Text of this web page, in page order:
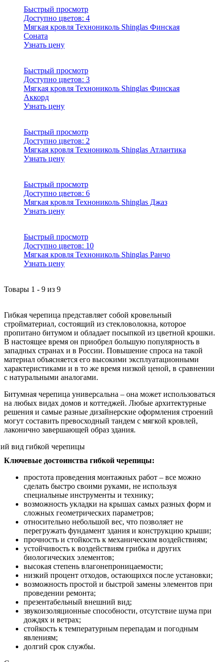
Быстрый просмотр
Доступно цветов: 4
Мягкая кровля Технониколь Shinglas Финская
Соната
Узнать цену
Быстрый просмотр
Доступно цветов: 3
Мягкая кровля Технониколь Shinglas Финская
Аккорд
Узнать цену
Быстрый просмотр
Доступно цветов: 2
Мягкая кровля Технониколь Shinglas Атлантика
Узнать цену
Быстрый просмотр
Доступно цветов: 6
Мягкая кровля Технониколь Shinglas Джаз
Узнать цену
Быстрый просмотр
Доступно цветов: 10
Мягкая кровля Технониколь Shinglas Ранчо
Узнать цену
Товары 1 - 9 из 9
Гибкая черепица представляет собой кровельный
стройматериал, состоящий из стекловолокна, которое
пропитано битумом и обладает посыпкой из цветной крошки.
В настоящее время он приобрел большую популярность в
западных странах и в России. Повышение спроса на такой
материал объясняется его высокими эксплуатационными
характеристиками и в то же время низкой ценой, в сравнении
с натуральными аналогами.
Битумная черепица универсальна – она может использоваться
на любых видах домов и коттеджей. Любые архитектурные
решения и самые разные дизайнерские оформления строений
могут составить превосходный тандем с мягкой кровлей,
лаконично завершающей образ здания.
Ключевые достоинства гибкой черепицы:
простота проведения монтажных работ – все можно
сделать быстро своими руками, не используя
специальные инструменты и технику;
возможность укладки на крышах самых разных форм и
сложных геометрических параметров;
относительно небольшой вес, что позволяет не
перегружать фундамент здания и конструкцию крыши;
прочность и стойкость к механическим воздействиям;
устойчивость к воздействиям грибка и других
биологических элементов;
высокая степень влагонепроницаемости;
низкий процент отходов, остающихся после установки;
возможность простой и быстрой замены элементов при
проведении ремонта;
презентабельный внешний вид;
звукоизоляционные способности, отсутствие шума при
дождях и ветрах;
стойкость к температурным перепадам и погодным
явлениям;
долгий срок службы.